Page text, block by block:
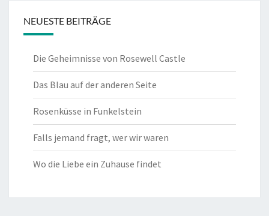
NEUESTE BEITRÄGE
Die Geheimnisse von Rosewell Castle
Das Blau auf der anderen Seite
Rosenküsse in Funkelstein
Falls jemand fragt, wer wir waren
Wo die Liebe ein Zuhause findet